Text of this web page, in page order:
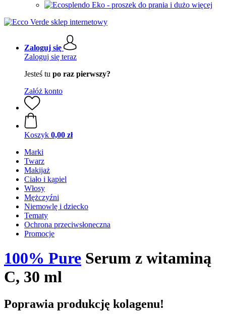
Eko - proszek do prania i dużo więcej
Zaloguj się
Zaloguj się teraz
Jesteś tu po raz pierwszy?
Załóż konto
Koszyk 0,00 zł
Marki
Twarz
Makijaż
Ciało i kąpiel
Włosy
Mężczyźni
Niemowlę i dziecko
Tematy
Ochrona przeciwsłoneczna
Promocje
100% Pure Serum z witaminą
C, 30 ml
Poprawia produkcję kolagenu!